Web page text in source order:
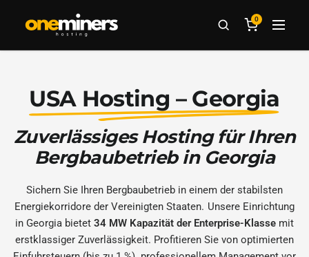
0
USA Hosting – Georgia
Zuverlässiges Hosting für Ihren
Bergbaubetrieb in Georgia
Sichern Sie Ihren Bergbaubetrieb in einem der stabilsten
Energiekorridore der Vereinigten Staaten. Unsere Einrichtung
in Georgia bietet 34 MW Kapazität der Enterprise-Klasse mit
erstklassiger Zuverlässigkeit. Profitieren Sie von optimierten